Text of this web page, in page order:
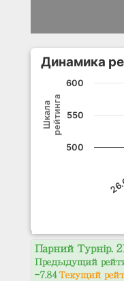
Шкаларейтинга
Динамика
500
550
600
Парний Турнір.
Предыдущий
-7.84Текущий